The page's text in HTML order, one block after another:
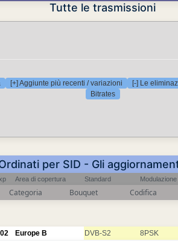
Tutte le trasmissioni
[+] Aggiunte più recenti / variazioni [-] Le
Bitrates
per SID - Gli
Area di copertura Standard Modulazione
Categoria Bouquet Codifica
Europe B DVB-S2 8PSK